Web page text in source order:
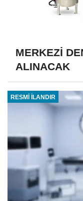
MERKEZİ
ALINACAK
RESMİ İLANDIR